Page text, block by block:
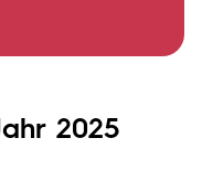
2025